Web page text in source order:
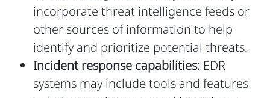
incorporate threat intelligence feeds or
other sources of information to help
identify and prioritize potential threats.
Incident response capabilities: EDR
systems may include tools and features